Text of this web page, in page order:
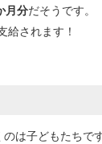
月分だそうです。
給されます！
は子どもたちです